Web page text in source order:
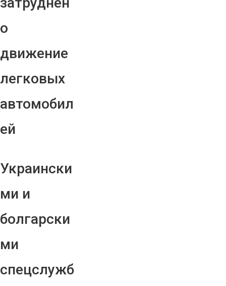
о
движение
легковых
автомобил
ей
Украински
ми и
болгарски
ми
спецслужб